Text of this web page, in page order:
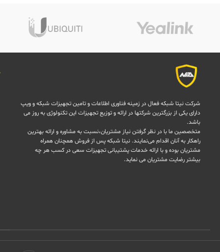
شرکت نیتا شبکه فعال در زمینه فناوری اطلاعات و تامین تجهیزات شبکه و ویپ
دارای یکی از بزرگترین شرکتها در ارائه و توزیع تجهیزات این تکنولوژی به روز می
باشد.
متخصصین ما با در نظر گرفتن نیاز مشتریان،نسبت به مشاوره و ارائه بهترین
راهکار به آنان اقدام می‌نمایند. نیتا شبکه پس از فروش همچنان همراه
مشتریان بوده و با ارائه خدمات پشتیبانی تجهیزات سعی در کسب هر چه
بیشتر رضایت مشتریان می نماید.